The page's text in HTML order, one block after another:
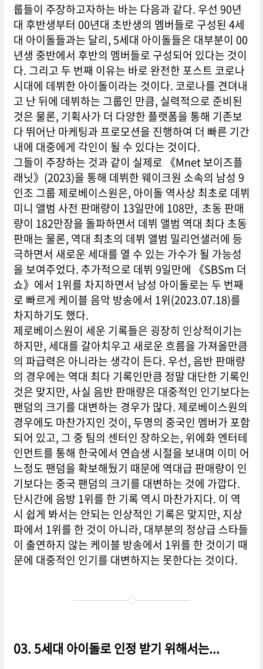
룹들이 주장하고자하는 바는 다음과 같다. 우선 90년
대 후반생부터 00년대 초반생의 멤버들로 구성된 4세
대 아이돌들과는 달리, 5세대 아이돌들은 대부분이 00
년생 중반에서 후반의 멤버들로 구성되어 있다는 것이
다. 그리고 두 번째 이유는 바로 완전한 포스트 코로나
시대에 데뷔한 아이돌이라는 것이다. 코로나를 견뎌내
고 난 뒤에 데뷔하는 그룹인 만큼, 실력적으로 준비된
것은 물론, 기획사가 더 다양한 플랫폼을 통해 기존보
다 뛰어난 마케팅과 프로모션을 진행하여 더 빠른 기간
내에 대중에게 각인이 될 수 있다는 것이다.
그들이 주장하는 것과 같이 실제로 《Mnet 보이즈플
래닛》(2023)을 통해 데뷔한 웨이크원 소속의 남성 9
인조 그룹 제로베이스원은, 아이돌 역사상 최초로 데뷔
미니 앨범 사전 판매량이 13일만에 108만, 초동 판매
량이 182만장을 돌파하면서 데뷔 앨범 역대 최다 초동
판매는 물론, 역대 최초의 데뷔 앨범 밀리언샐러에 등
극하면서 새로운 세대를 열 수 있는 가수가 될 가능성
을 보여주었다. 추가적으로 데뷔 9일만에 《SBSm 더
쇼》에서 1위를 차지하면서 남성 아이돌로는 두 번째
로 빠르게 케이블 음악 방송에서 1위(2023.07.18)를
차지하기도 했다.
제로베이스원이 세운 기록들은 굉장히 인상적이기는
하지만, 세대를 갈아치우고 새로운 흐름을 가져올만큼
의 파급력은 아니라는 생각이 든다. 우선, 음반 판매량
의 경우에는 역대 최다 기록인만큼 정말 대단한 기록인
것은 맞지만, 사실 음반 판매량은 대중적인 인기보다는
팬덤의 크기를 대변하는 경우가 많다. 제로베이스원의
경우에도 마찬가지인 것이, 두명의 중국인 멤버가 포함
되어 있고, 그 중 팀의 센터인 장하오는, 위에화 엔터테
인먼트를 통해 한국에서 연습생 시절을 보내며 이미 어
느정도 팬덤을 확보해뒀기 때문에 역대급 판매량이 인
기보다는 중국 팬덤의 크기를 대변하는 것에 가깝다.
단시간에 음방 1위를 한 기록 역시 마찬가지다. 이 역
시 쉽게 봐서는 안되는 인상적인 기록은 맞지만, 지상
파에서 1위를 한 것이 아니라, 대부분의 정상급 스타들
이 출연하지 않는 케이블 방송에서 1위를 한 것이기 때
문에 대중적인 인기를 대변하지는 못한다는 것이다.
03. 5세대 아이돌로 인정 받기 위해서는...